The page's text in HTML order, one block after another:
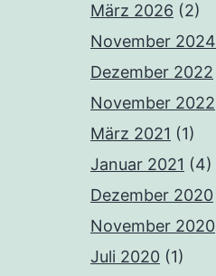
März 2026 (2)
November 2024
Dezember 2022
November 2022
März 2021 (1)
Januar 2021 (4)
Dezember 2020
November 2020
Juli 2020 (1)